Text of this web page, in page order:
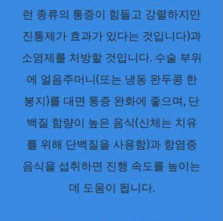
런 종류의 통증이 힘들고 강렬하지만
진통제가 효과가 있다는 것입니다)과
소염제를 처방할 것입니다. 수술 부위
에 얼음주머니(또는 냉동 완두콩 한
봉지)를 대면 통증 완화에 좋으며, 단
백질 함량이 높은 음식(신체는 치유
를 위해 단백질을 사용함)과 항염증
음식을 섭취하면 진행 속도를 높이는
데 도움이 됩니다.